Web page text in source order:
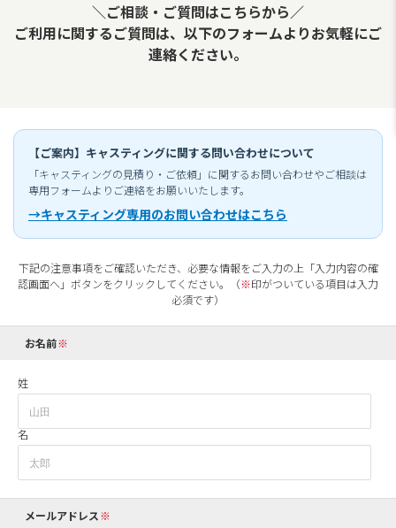
＼ご相談・ご質問はこちらから／
ご利用に関するご質問は、以下のフォームよりお気軽にご
連絡ください。
【ご案内】キャスティングに関する問い合わせについて
「キャスティングの見積り・ご依頼」に関するお問い合わせやご相談は
専用フォームよりご連絡をお願いいたします。
→キャスティング専用のお問い合わせはこちら
下記の注意事項をご確認いただき、必要な情報をご入力の上「入力内容の確
認画面へ」ボタンをクリックしてください。（※印がついている項目は入力
必須です）
お名前
姓
名
メールアドレス